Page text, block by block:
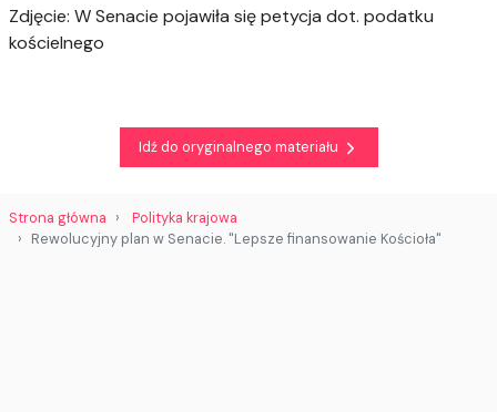
Zdjęcie: W Senacie pojawiła się petycja dot. podatku
kościelnego
Idź do oryginalnego materiału
Strona główna
Polityka krajowa
Rewolucyjny plan w Senacie. "Lepsze finansowanie Kościoła"